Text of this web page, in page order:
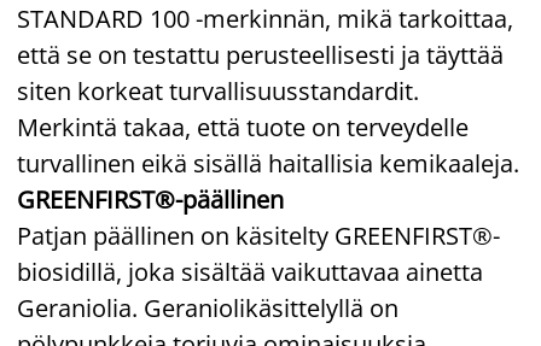
STANDARD 100 -merkinnän, mikä tarkoittaa,
että se on testattu perusteellisesti ja täyttää
siten korkeat turvallisuusstandardit.
Merkintä takaa, että tuote on terveydelle
turvallinen eikä sisällä haitallisia kemikaaleja.
GREENFIRST®-päällinen
Patjan päällinen on käsitelty GREENFIRST®-
biosidillä, joka sisältää vaikuttavaa ainetta
Geraniolia. Geraniolikäsittelyllä on